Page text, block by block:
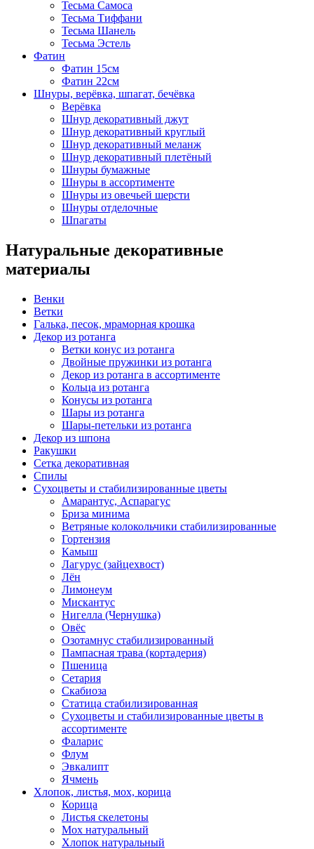
Тесьма Самоса
Тесьма Тиффани
Тесьма Шанель
Тесьма Эстель
Фатин
Фатин 15см
Фатин 22см
Шнуры, верёвка, шпагат, бечёвка
Верёвка
Шнур декоративный джут
Шнур декоративный круглый
Шнур декоративный меланж
Шнур декоративный плетёный
Шнуры бумажные
Шнуры в ассортименте
Шнуры из овечьей шерсти
Шнуры отделочные
Шпагаты
Натуральные декоративные
материалы
Венки
Ветки
Галька, песок, мраморная крошка
Декор из ротанга
Ветки конус из ротанга
Двойные пружинки из ротанга
Декор из ротанга в ассортименте
Кольца из ротанга
Конусы из ротанга
Шары из ротанга
Шары-петельки из ротанга
Декор из шпона
Ракушки
Сетка декоративная
Спилы
Сухоцветы и стабилизированные цветы
Амарантус, Аспарагус
Бриза минима
Ветряные колокольчики стабилизированные
Гортензия
Камыш
Лагурус (зайцехвост)
Лён
Лимонеум
Мискантус
Нигелла (Чернушка)
Овёс
Озотамнус стабилизированный
Пампасная трава (кортадерия)
Пшеница
Сетария
Скабиоза
Статица стабилизированная
Сухоцветы и стабилизированные цветы в
ассортименте
Фаларис
Флум
Эвкалипт
Ячмень
Хлопок, листья, мох, корица
Корица
Листья скелетоны
Мох натуральный
Хлопок натуральный